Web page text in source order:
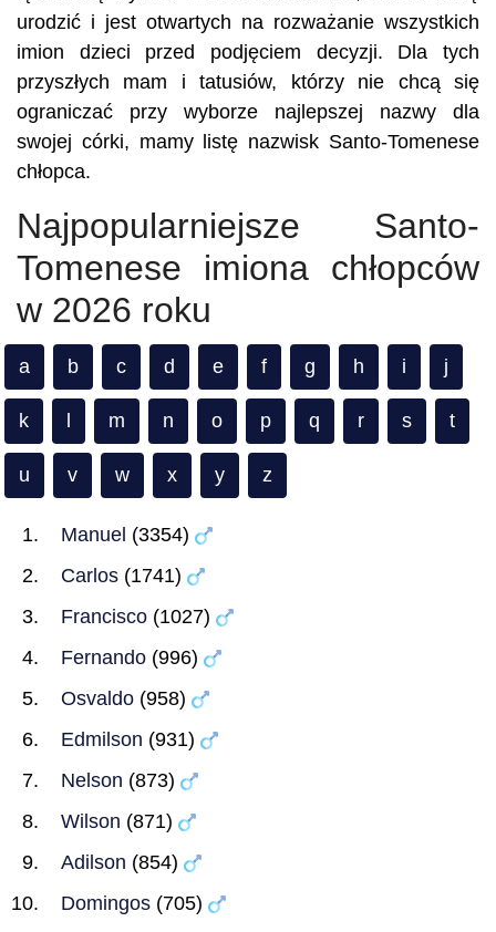
urodzić i jest otwartych na rozważanie wszystkich
imion dzieci przed podjęciem decyzji. Dla tych
przyszłych mam i tatusiów, którzy nie chcą się
ograniczać przy wyborze najlepszej nazwy dla
swojej córki, mamy listę nazwisk Santo-Tomenese
chłopca.
Najpopularniejsze Santo-
Tomenese imiona chłopców
w 2026 roku
a b c d e f g h i j
k m n o p q r s t
u v w x y z
Manuel (3354)
Carlos (1741)
Francisco (1027)
Fernando (996)
Osvaldo (958)
Edmilson (931)
Nelson (873)
Wilson (871)
Adilson (854)
Domingos (705)